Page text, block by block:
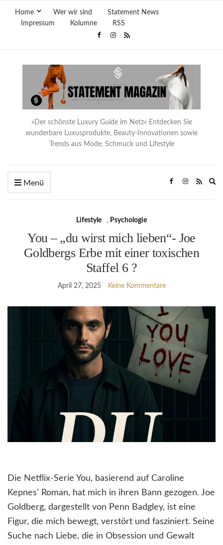
Home Wer wir sind
Statement News
Impressum
Kolumne RSS
«Der schönste Luxury Guide im Netz« Entdecken Sie
wunderbare Luxusprodukte, Beauty-Innovationen sowie
Trends aus Mode, Schmuck und Lifestyle
Menü
Lifestyle , Psychologie
You – „du wirst mich lieben“- Joe
Goldbergs Erbe mit einer toxischen
Staffel 6 ?
April 27, 2025 Keine Kommentare
Die Netflix-Serie You, basierend auf Caroline
Kepnes’ Roman, hat mich in ihren Bann gezogen. Joe
Goldberg, dargestellt von Penn Badgley, ist eine
Figur, die mich bewegt, verstört und fasziniert. Seine
Suche nach Liebe, die in Obsession und Gewalt